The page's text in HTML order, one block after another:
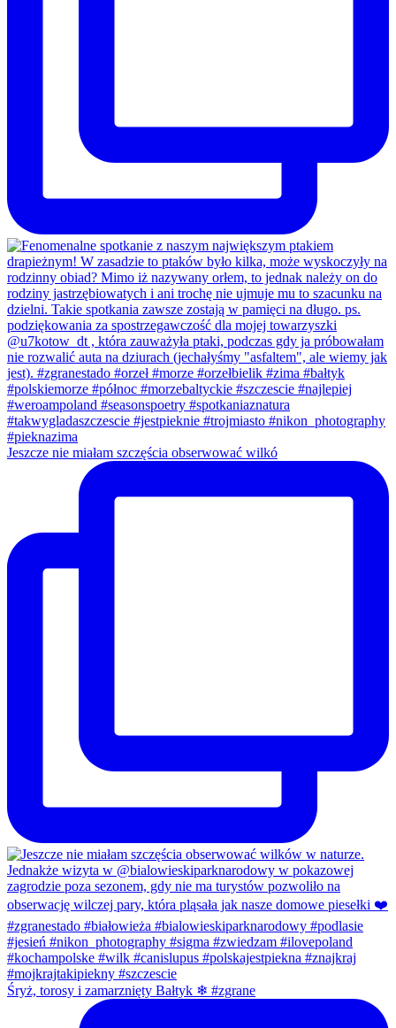
Jeszcze nie miałam szczęścia obserwować wilkó
Śryż, torosy i zamarznięty Bałtyk ❄ #zgrane